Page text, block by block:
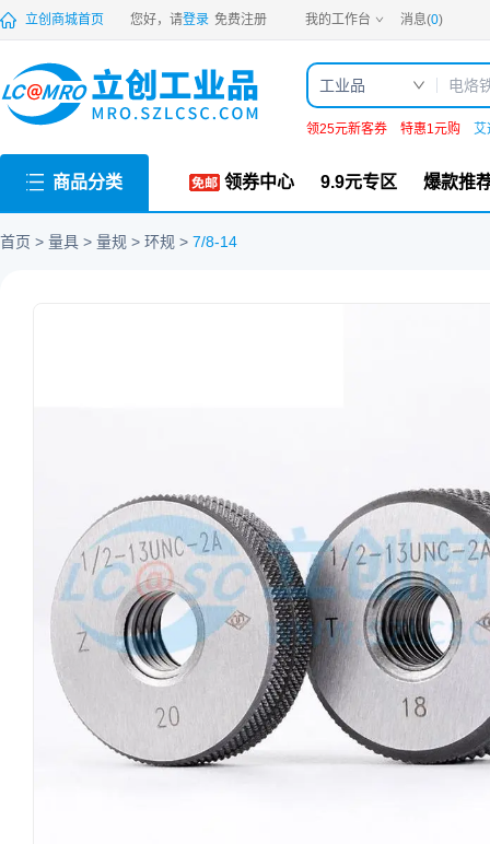
PDF 立创商城首页 您好，请登录 免费注册 我的工作台 消息(0)
工业品
领25元新客券 特惠1元购 艾
商品分类 领券中心 9.9元专区 爆款推
首页 量具 量规 环规 7/8-14